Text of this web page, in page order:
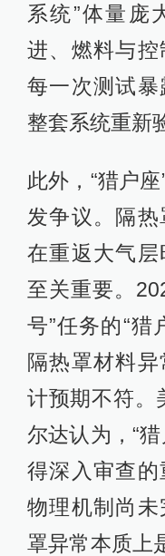
系统”体量庞
进、燃料与控
每一次测试
整套系统重新
此外，“猎户
发争议。隔
在重返大气
至关重要。
号”任务的“猎
隔热罩材料
计预期不符。
尔达认为，“
得深入审查
物理机制尚
罩异常本质上